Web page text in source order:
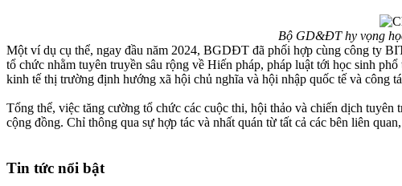
Bộ GD&ĐT hy vọng
Một ví dụ cụ thể, ngay đầu năm 2024, BGDĐT đã phối hợp cùng công ty
tổ chức nhằm tuyên truyền sâu rộng về Hiến pháp, pháp luật tới học sinh
kinh tế thị trường định hướng xã hội chủ nghĩa và hội nhập quốc tế và công
Tổng thể, việc tăng cường tổ chức các cuộc thi, hội thảo và chiến dịch
cộng đồng. Chỉ thông qua sự hợp tác và nhất quán từ tất cả các bên liên
Tin tức nổi bật